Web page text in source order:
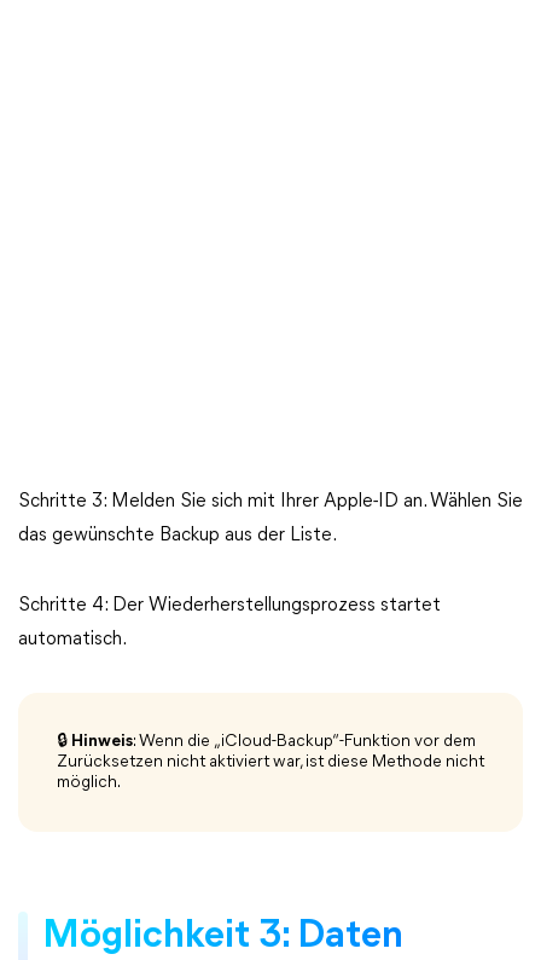
Schritte 3: Melden Sie sich mit Ihrer Apple-ID an. Wählen Sie
das gewünschte Backup aus der Liste.
Schritte 4: Der Wiederherstellungsprozess startet
automatisch.
🔒 Hinweis: Wenn die „iCloud-Backup“-Funktion vor dem
Zurücksetzen nicht aktiviert war, ist diese Methode nicht
möglich.
Möglichkeit 3: Daten